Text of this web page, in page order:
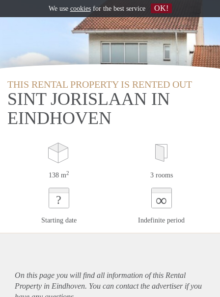
THIS RENTAL PROPERTY IS RENTED OUT
SINT JORISLAAN IN
EINDHOVEN
138 m2 3 rooms
?
Starting date
∞
Indefinite period
On this page you will find all information of this Rental
Property in Eindhoven. You can contact the advertiser if you
We use cookiesfor the best service OK!